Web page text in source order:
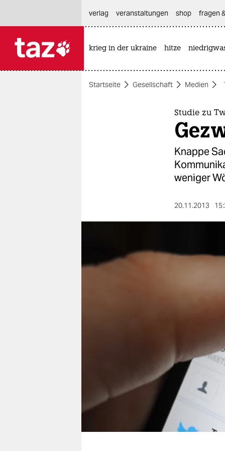
themen
wahrheit
unterstützen
genossenschaft
verlag
veranstaltungen shop fragen
krieg in der ukraine hitze
Startseite Gesellschaft Medien
Studie zu
Knappe
weniger
20.11.2013